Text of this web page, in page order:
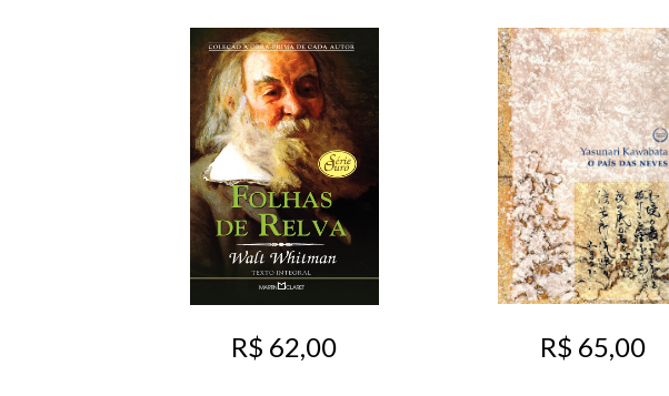
R$ 62,00 R$ 65,00